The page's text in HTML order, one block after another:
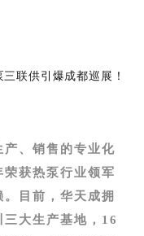
、销售的专业化
获热泵行业领军
目前，华天成拥
大生产基地，16